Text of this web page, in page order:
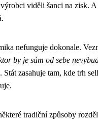
viděli šanci na zisk.
nefunguje dokonale.
by je sám od sebe
Stát zasahuje tam, kde trh
tradiční způsoby